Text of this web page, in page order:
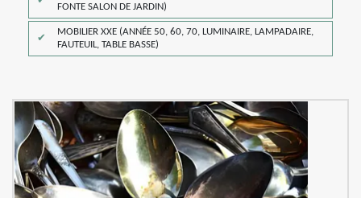
FONTE SALON DE JARDIN)
MOBILIER XXE (ANNÉE 50, 60, 70, LUMINAIRE, LAMPADAIRE,
FAUTEUIL, TABLE BASSE)